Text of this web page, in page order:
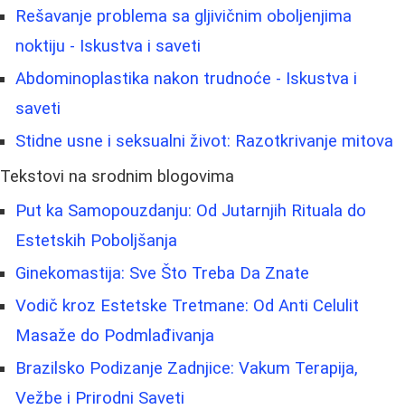
Rešavanje problema sa gljivičnim oboljenjima
noktiju - Iskustva i saveti
Abdominoplastika nakon trudnoće - Iskustva i
saveti
Stidne usne i seksualni život: Razotkrivanje mitova
Tekstovi na srodnim blogovima
Put ka Samopouzdanju: Od Jutarnjih Rituala do
Estetskih Poboljšanja
Ginekomastija: Sve Što Treba Da Znate
Vodič kroz Estetske Tretmane: Od Anti Celulit
Masaže do Podmlađivanja
Brazilsko Podizanje Zadnjice: Vakum Terapija,
Vežbe i Prirodni Saveti